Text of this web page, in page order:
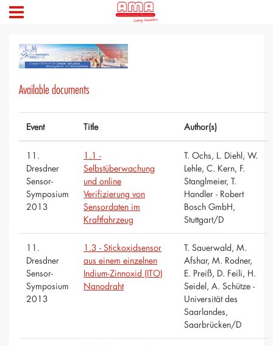
Available documents
Event Title Author(s)
11.
Dresdner
Sensor-
Symposium
2013
1.1 -
Selbstüberwachung
und online
Verifizierung von
Sensordaten im
Kraftfahrzeug
T. Ochs, L. Diehl, W.
Lehle, C. Kern, F.
Stanglmeier, T.
Handler - Robert
Bosch GmbH,
Stuttgart/D
11.
Dresdner
Sensor-
Symposium
2013
1.3 - Stickoxidsensor
aus einem einzelnen
Indium-Zinnoxid (ITO)
Nanodraht
T. Sauerwald, M.
Afshar, M. Rodner,
E. Preiß, D. Feili, H.
Seidel, A. Schütze -
Universität des
Saarlandes,
Saarbrücken/D